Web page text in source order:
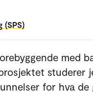
med
studerer
for hva de